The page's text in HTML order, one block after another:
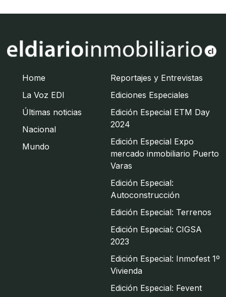
Home
La Voz EDI
Últimas noticias
Nacional
Mundo
Reportajes y Entrevistas
Ediciones Especiales
Edición Especial ETM Day
2024
Edición Especial Expo
mercado inmobiliario Puerto
Varas
Edición Especial:
Autoconstrucción
Edición Especial: Terrenos
Edición Especial: CIGSA
2023
Edición Especial: Inmofest 1º
Vivienda
Edición Especial: Fevent